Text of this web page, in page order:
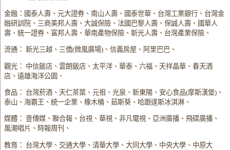
金融：國泰人壽、元大證券、南山人壽、國泰世華、台灣工業銀行、台灣金
融研訓院、三商美邦人壽、大誠保險、法國巴黎人壽、保誠人壽、國華人
壽、統一證券、富邦人壽、華南產物保險、新光人壽、台灣產業保險、
流通： 新光三越、三僑(微風廣場)、信義房屋、阿里巴巴、
觀光： 中信飯店、雲朗飯店、太平洋、華泰、六福、天祥晶華、春天酒
店、遠雄海洋公園、
食品： 台灣菸酒、天仁茶葉、元祖、光泉、新東陽、安心食品(摩斯漢堡)、
泰山、海霸王、統一企業、橡木桶、茹斯葵、哈跟達斯冰淇淋、
媒體： 壹傳媒、聯合報、台視、華視、非凡電視、亞洲廣播、飛碟廣播、
風潮唱片、時報周刊、
教育： 台灣大學、交通大學、清華大學、大同大學、中央大學、中原大